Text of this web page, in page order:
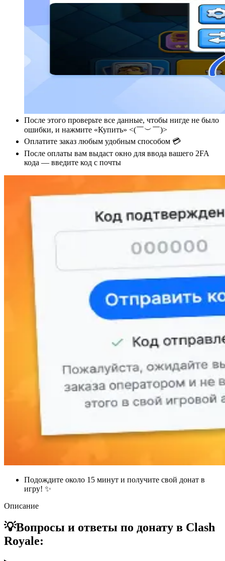
После этого проверьте все данные, чтобы нигде не было
ошибки, и нажмите «Купить» <(￣︶￣)>
Оплатите заказ любым удобным способом 💳
После оплаты вам выдаст окно для ввода вашего 2FA
кода — введите код с почты
Подождите около 15 минут и получите свой донат в
игру! ✨
Описание
💡Вопросы и ответы по донату в Clash
Royale: